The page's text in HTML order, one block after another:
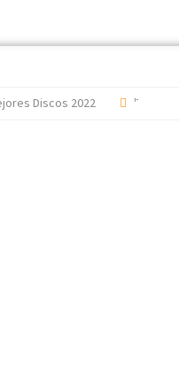
Discos 2022 'The Dark